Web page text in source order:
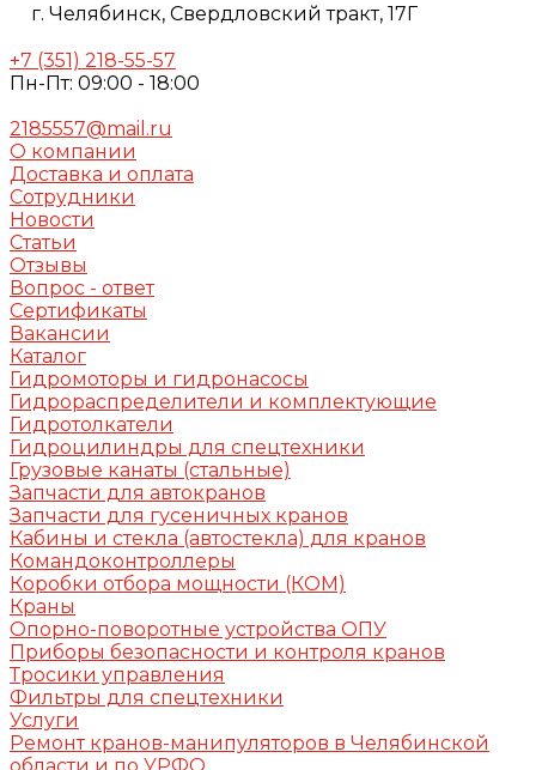
г. Челябинск, Свердловский тракт, 17Г
+7 (351) 218-55-57
Пн-Пт: 09:00 - 18:00
2185557@mail.ru
О компании
Доставка и оплата
Сотрудники
Новости
Статьи
Отзывы
Вопрос - ответ
Сертификаты
Вакансии
Каталог
Гидромоторы и гидронасосы
Гидрораспределители и комплектующие
Гидротолкатели
Гидроцилиндры для спецтехники
Грузовые канаты (стальные)
Запчасти для автокранов
Запчасти для гусеничных кранов
Кабины и стекла (автостекла) для кранов
Командоконтроллеры
Коробки отбора мощности (КОМ)
Краны
Опорно-поворотные устройства ОПУ
Приборы безопасности и контроля кранов
Тросики управления
Фильтры для спецтехники
Услуги
Ремонт кранов-манипуляторов в Челябинской
области и по УРФО